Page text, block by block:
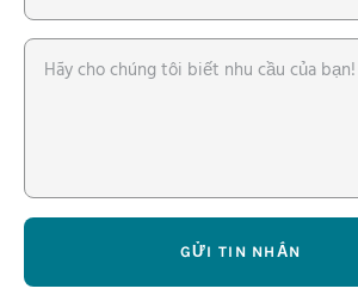
GỬI TIN NHẮN